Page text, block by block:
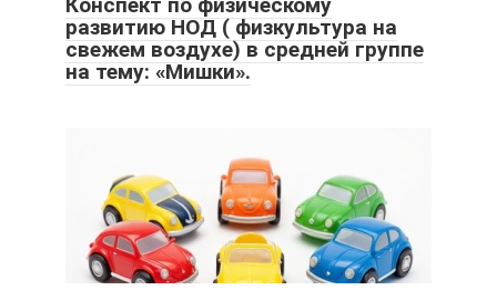
развитию НОД ( физкультура на
свежем воздухе) в средней группе
на тему: «Мишки».